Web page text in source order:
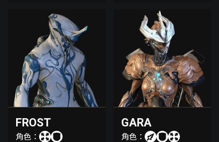
FROST
角色：
GARA
角色：